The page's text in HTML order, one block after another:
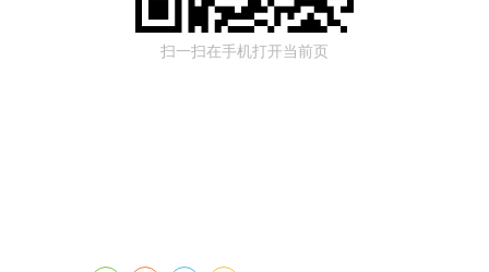
扫一扫在手机打开当前页